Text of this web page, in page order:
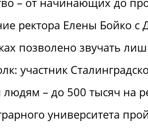
ректора Елены Бойко
позволено звучать
участник
– до 500 тысяч на
университета